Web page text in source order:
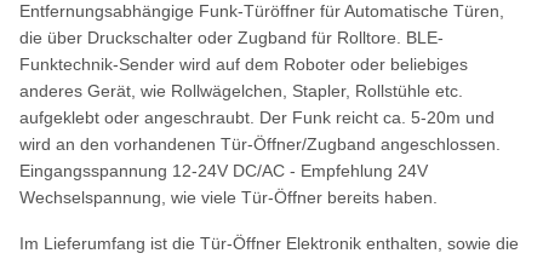
Entfernungsabhängige Funk-Türöffner für Automatische Türen,
die über Druckschalter oder Zugband für Rolltore. BLE-
Funktechnik-Sender wird auf dem Roboter oder beliebiges
anderes Gerät, wie Rollwägelchen, Stapler, Rollstühle etc.
aufgeklebt oder angeschraubt. Der Funk reicht ca. 5-20m und
wird an den vorhandenen Tür-Öffner/Zugband angeschlossen.
Eingangsspannung 12-24V DC/AC - Empfehlung 24V
Wechselspannung, wie viele Tür-Öffner bereits haben.
Im Lieferumfang ist die Tür-Öffner Elektronik enthalten, sowie die